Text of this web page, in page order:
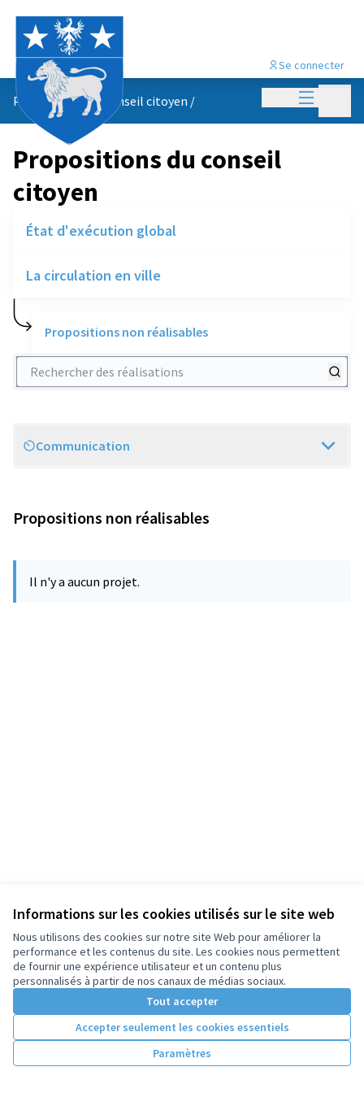
Informations sur les cookies utilisés sur le site web
Nous utilisons des cookies sur notre site Web pour améliorer la
performance et les contenus du site. Les cookies nous permettent
de fournir une expérience utilisateur et un contenu plus
personnalisés à partir de nos canaux de médias sociaux.
Tout accepter
Accepter seulement les cookies essentiels
Paramètres
Menu
Se connecter
Propositions du conseil citoyen /
Propositions du conseil
citoyen
État d'exécution global
La circulation en ville
Propositions non réalisables
Rechercher des réalisations
Scope
Communication
Propositions non réalisables
Il n'y a aucun projet.